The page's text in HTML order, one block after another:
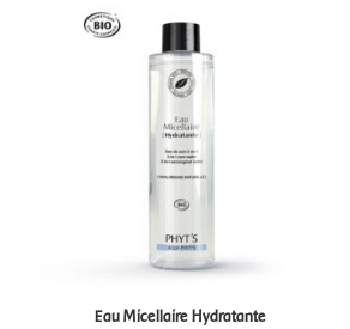
Eau Micellaire Hydratante